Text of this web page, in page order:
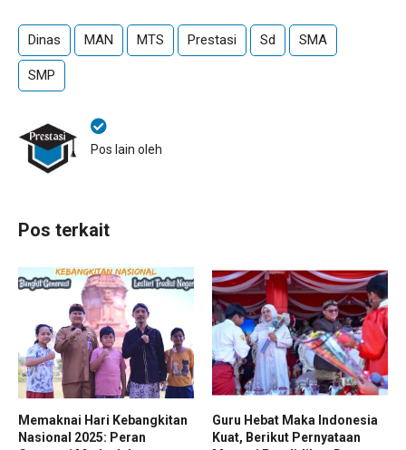
Dinas MAN MTS Prestasi Sd SMA
SMP
Pos lain oleh
Pos terkait
Memaknai Hari Kebangkitan
Nasional 2025: Peran
Guru Hebat Maka Indonesia
Kuat, Berikut Pernyataan